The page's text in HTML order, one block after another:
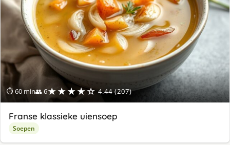
⏱ 60 min👥 6★★★★☆ 4.44 (207)
Franse klassieke uiensoep
Soepen